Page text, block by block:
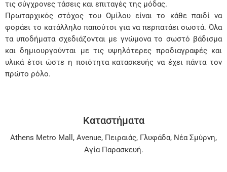
τις σύγχρονες τάσεις και επιταγές της μόδας.
Πρωταρχικός στόχος του Ομίλου είναι το κάθε παιδί να
φοράει το κατάλληλο παπούτσι για να περπατάει σωστά. Όλα
τα υποδήματα σχεδιάζονται με γνώμονα το σωστό βάδισμα
και δημιουργούνται με τις υψηλότερες προδιαγραφές και
υλικά έτσι ώστε η ποιότητα κατασκευής να έχει πάντα τον
πρώτο ρόλο.
Καταστήματα
Athens Metro Mall , Avenue, Πειραιάς, Γλυφάδα, Νέα Σμύρνη,
Αγία Παρασκευή.